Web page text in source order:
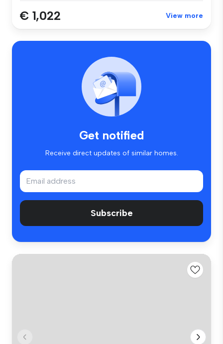
€ 1,022 View more
Get notified
Receive direct updates of similar homes.
Subscribe